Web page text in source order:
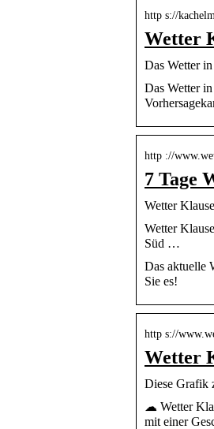
http s://
Wetter
Das Wetter
Das Wetter
http ://
7 Tage
Wetter
Wetter
Süd …
Das aktuelle
Sie es!
http s://
Wetter
Diese Grafik
☁ Wetter
mit einer